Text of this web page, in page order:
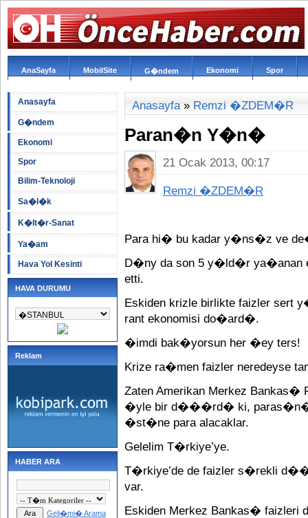
AnaSayfa MobilSite G�ndem Ekonomi Spor
Anasayfa
G�ndem
Ekonomi
Spor
Bilim-Teknoloji
Sa�l�k
K�lt�r-Sanat
Ya�am
Hava Yol Kesinti
HAVA DURUMU
Reklam
HABER ARA
Geli�mi� Arama
Anasayfa» Remzi �ZDEM�R
Paran�n Y�n�
21 Ocak 2013, 00:17
Remzi �ZDEM�R
Para hi� bu kadar y�ns�z ve
D�ny da son 5 y�ld�r ya�anan
etti.
Eskiden krizle birlikte faizler
rant ekonomisi do�ard�.
�imdi bak�yorsun her �ey ters!
Krize ra�men faizler neredeyse
Zaten Amerikan Merkez Bankas�
�yle bir d���rd� ki, paras�n�
�st�ne para alacaklar.
Gelelim T�rkiye’ye.
T�rkiye’de de faizler s�rekli
var.
Eskiden Merkez Bankas� faizleri